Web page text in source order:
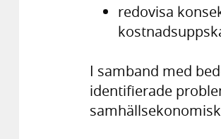
redovisa
I samband med
identifierade